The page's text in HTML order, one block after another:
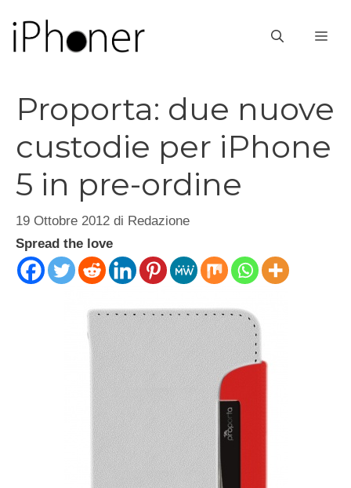
contenuto
Proporta: due nuove
custodie per iPhone
5 in pre-ordine
19 Ottobre 2012 di Redazione
Spread the love